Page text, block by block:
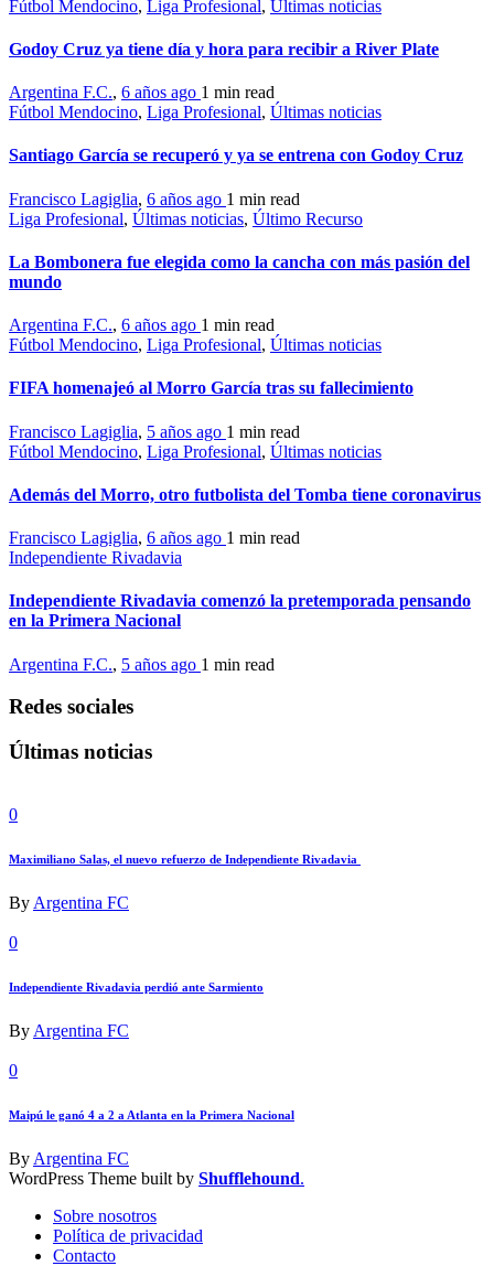
Fútbol Mendocino, Liga Profesional, Últimas noticias
Godoy Cruz ya tiene día y hora para recibir a River Plate
Argentina F.C., 6 años ago 1 min read
Fútbol Mendocino, Liga Profesional, Últimas noticias
Santiago García se recuperó y ya se entrena con Godoy Cruz
Francisco Lagiglia, 6 años ago 1 min read
Liga Profesional, Últimas noticias, Último Recurso
La Bombonera fue elegida como la cancha con más pasión del
mundo
Argentina F.C., 6 años ago 1 min read
Fútbol Mendocino, Liga Profesional, Últimas noticias
FIFA homenajeó al Morro García tras su fallecimiento
Francisco Lagiglia, 5 años ago 1 min read
Fútbol Mendocino, Liga Profesional, Últimas noticias
Además del Morro, otro futbolista del Tomba tiene coronavirus
Francisco Lagiglia, 6 años ago 1 min read
Independiente Rivadavia
Independiente Rivadavia comenzó la pretemporada pensando
en la Primera Nacional
Argentina F.C., 5 años ago 1 min read
Redes sociales
Últimas noticias
0
Maximiliano Salas, el nuevo refuerzo de Independiente Rivadavia
By Argentina FC
0
Independiente Rivadavia perdió ante Sarmiento
By Argentina FC
0
Maipú le ganó 4 a 2 a Atlanta en la Primera Nacional
By Argentina FC
WordPress Theme built by Shufflehound.
Sobre nosotros
Política de privacidad
Contacto